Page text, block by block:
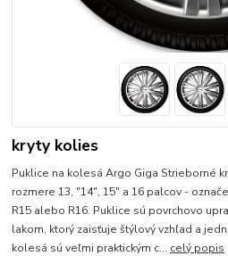
kryty kolies
Puklice na kolesá Argo Giga Strieborné
rozmere 13, "14", 15" a 16 palcov -
R15 alebo R16. Puklice sú povrchovo
lakom, ktorý zaisťuje štýlový vzhľad a
kolesá sú veľmi praktickým c... celý popis